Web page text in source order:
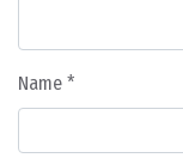
Name *